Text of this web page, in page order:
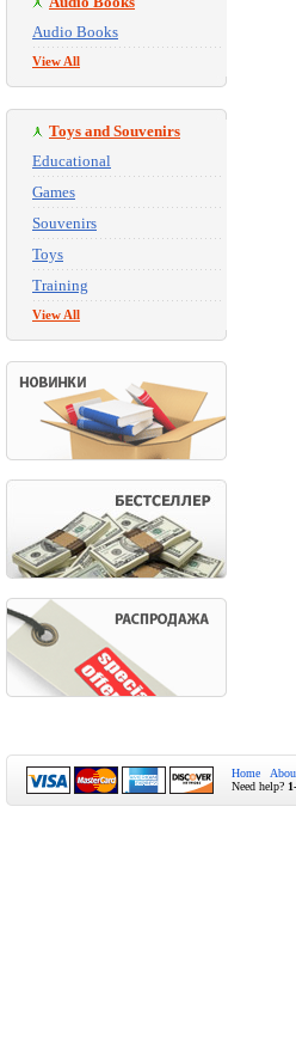
Audio Books
View All
Toys and Souvenirs
Educational
Games
Souvenirs
Toys
Training
View All
Home
Need help?